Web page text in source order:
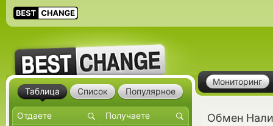
Мониторинг
Обмен
Таблица Список Популярное